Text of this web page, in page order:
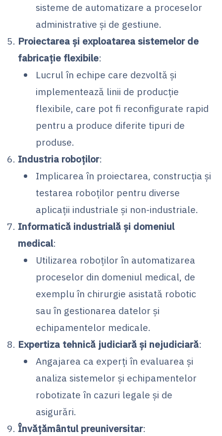
sisteme de automatizare a proceselor
administrative și de gestiune.
Proiectarea și exploatarea sistemelor de
fabricație flexibile:
Lucrul în echipe care dezvoltă și
implementează linii de producție
flexibile, care pot fi reconfigurate rapid
pentru a produce diferite tipuri de
produse.
Industria roboților:
Implicarea în proiectarea, construcția și
testarea roboților pentru diverse
aplicații industriale și non-industriale.
Informatică industrială și domeniul
medical:
Utilizarea roboților în automatizarea
proceselor din domeniul medical, de
exemplu în chirurgie asistată robotic
sau în gestionarea datelor și
echipamentelor medicale.
Expertiza tehnică judiciară și nejudiciară:
Angajarea ca experți în evaluarea și
analiza sistemelor și echipamentelor
robotizate în cazuri legale și de
asigurări.
Învățământul preuniversitar: